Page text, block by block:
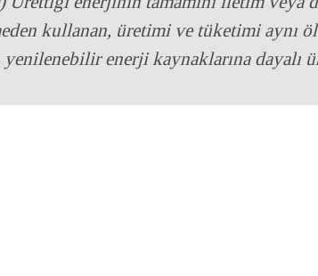
kullanan, üretimi ve tüketimi aynı
yenilenebilir enerji kaynaklarına dayalı